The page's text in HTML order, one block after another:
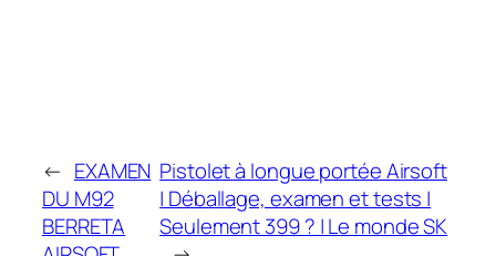
← EXAMEN
DU M92
BERRETA
Pistolet à longue portée Airsoft
| Déballage, examen et tests |
Seulement 399 ? | Le monde SK